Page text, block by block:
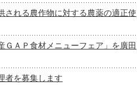
される農作物に対する農薬の適正使
ＧＡＰ食材メニューフェア」を廣田
者を募集します